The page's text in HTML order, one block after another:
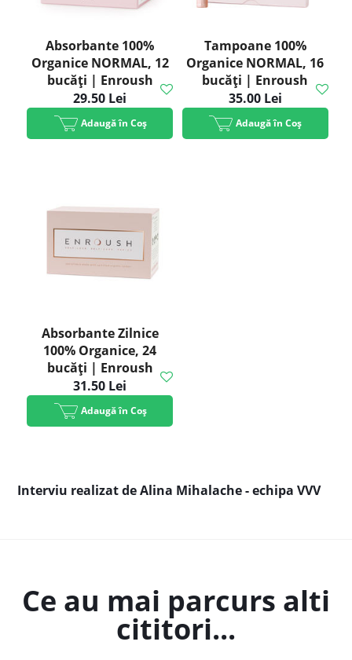
Absorbante 100%
Organice NORMAL, 12
bucăți | Enroush
29.50 Lei
Adaugă în Coș
Tampoane 100%
Organice NORMAL, 16
bucăți | Enroush
35.00 Lei
Adaugă în Coș
Absorbante Zilnice
100% Organice, 24
bucăți | Enroush
31.50 Lei
Adaugă în Coș
Interviu realizat de Alina Mihalache - echipa VVV
Ce au mai parcurs alti
cititori...